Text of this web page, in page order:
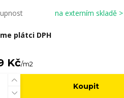
na externím skladě
plátci DPH
Kč/m2
Koupit